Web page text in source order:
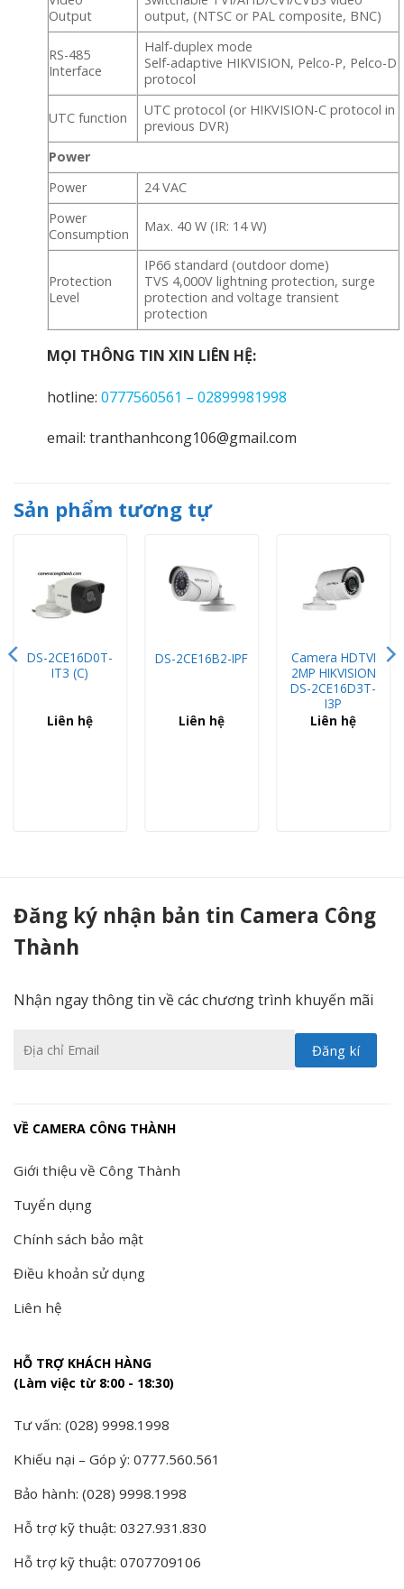
Output
output, (NTSC or PAL composite, BNC)
RS-485
Interface
Half-duplex mode
Self-adaptive HIKVISION, Pelco-P, Pelco-D
protocol
UTC function
UTC protocol (or HIKVISION-C protocol in
previous DVR)
Power
Power
24 VAC
Power
Consumption
Max. 40 W (IR: 14 W)
Protection
Level
IP66 standard (outdoor dome)
TVS 4,000V lightning protection, surge
protection and voltage transient
protection
MỌI THÔNG TIN XIN LIÊN HỆ:
hotline: 0777560561 – 02899981998
email: tranthanhcong106@gmail.com
Sản phẩm tương tự
DS-2CE16D0T-
IT3 (C)
Liên hệ
DS-2CE16B2-IPF
Liên hệ
Camera HDTVI
2MP HIKVISION
DS-2CE16D3T-
I3P
Liên hệ
Đăng ký nhận bản tin Camera Công
Thành
Nhận ngay thông tin về các chương trình khuyến mãi
VỀ CAMERA CÔNG THÀNH
Giới thiệu về Công Thành
Tuyển dụng
Chính sách bảo mật
Điều khoản sử dụng
Liên hệ
HỖ TRỢ KHÁCH HÀNG
(Làm việc từ 8:00 - 18:30)
Tư vấn: (028) 9998.1998
Khiếu nại – Góp ý: 0777.560.561
Bảo hành: (028) 9998.1998
Hỗ trợ kỹ thuật: 0327.931.830
Hỗ trợ kỹ thuật: 0707709106